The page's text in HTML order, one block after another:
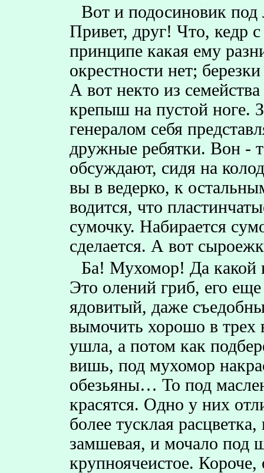
Вот и подосиновик под
Привет, друг! Что, кедр
принципе какая ему
окрестности нет;
А вот некто из
крепыш на пустой ноге.
генералом себя
дружные ребятки. Вон -
обсуждают, сидя на
вы в ведерко, к
водится, что
сумочку. Набирается
сделается. А вот
Ба! Мухомор! Да
Это олений гриб, его
ядовитый, даже
вымочить хорошо в трех
ушла, а потом как
вишь, под мухомор
обезьяны… То под
красятся. Одно у них
более тусклая
замшевая, и мочало под
крупноячеистое.